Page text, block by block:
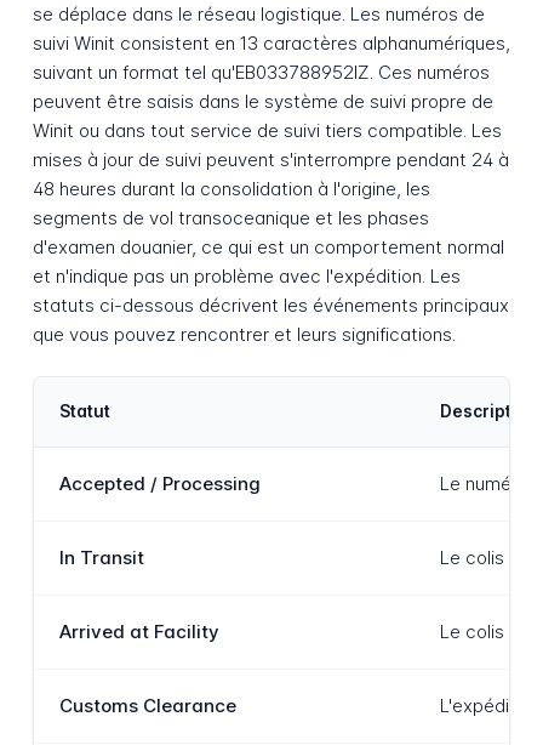
se déplace dans le réseau logistique. Les numéros de
suivi Winit consistent en 13 caractères alphanumériques,
suivant un format tel qu'EB033788952IZ. Ces numéros
peuvent être saisis dans le système de suivi propre de
Winit ou dans tout service de suivi tiers compatible. Les
mises à jour de suivi peuvent s'interrompre pendant 24 à
48 heures durant la consolidation à l'origine, les
segments de vol transoceanique et les phases
d'examen douanier, ce qui est un comportement normal
et n'indique pas un problème avec l'expédition. Les
statuts ci-dessous décrivent les événements principaux
que vous pouvez rencontrer et leurs significations.
Statut Description
Accepted / Processing Le numéro
In Transit Le colis se
Arrived at Facility Le colis a
Customs Clearance